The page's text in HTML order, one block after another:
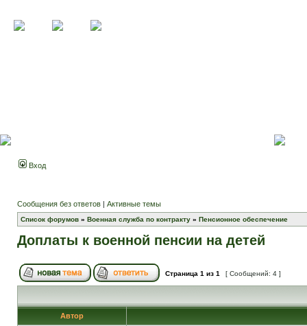
Вход
Сообщения без ответов | Активные темы
Список форумов » Военная служба по контракту » Пенсионное обеспечение
Доплаты к военной пенсии на детей
Страница 1 из 1 [ Сообщений: 4 ]
Автор